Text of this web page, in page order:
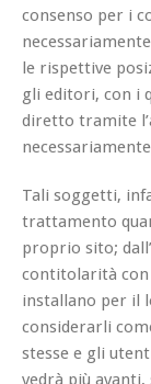
consenso per i
le rispettive
gli editori, con i
diretto tramite
Tali soggetti,
trattamento
proprio sito;
contitolarità con
installano per il
considerarli
stesse e gli
vedrà più